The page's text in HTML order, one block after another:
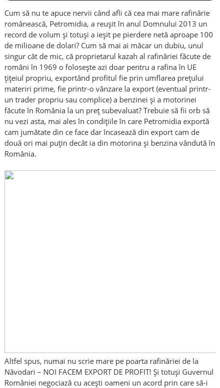
Cum să nu te apuce nervii când afli că cea mai mare rafinărie
românească, Petromidia, a reușit în anul Domnului 2013 un
record de volum și totuși a ieșit pe pierdere netă aproape 100
de milioane de dolari? Cum să mai ai măcar un dubiu, unul
singur cât de mic, că proprietarul kazah al rafinăriei făcute de
români în 1969 o folosește azi doar pentru a rafina în UE
țițeiul propriu, exportând profitul fie prin umflarea prețului
materiri prime, fie printr-o vânzare la export (eventual printr-
un trader propriu sau complice) a benzinei și a motorinei
făcute în România la un preț subevaluat? Trebuie să fii orb să
nu vezi asta, mai ales în condițiile în care Petromidia exportă
cam jumătate din ce face dar încasează din export cam de
două ori mai puțin decât ia din motorina și benzina vândută în
România.
Altfel spus, numai nu scrie mare pe poarta rafinăriei de la
Năvodari – NOI FACEM EXPORT DE PROFIT! Și totuși Guvernul
României negociază cu acești oameni un acord prin care să-i